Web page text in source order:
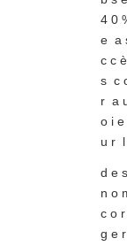
4 0
e a
c c
s c
r a
o i
u r l
d e
n o
c o
g e